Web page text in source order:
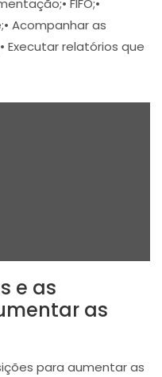
FIFO;•
Acompanhar as
Executar relatórios que
e as
as
para aumentar as